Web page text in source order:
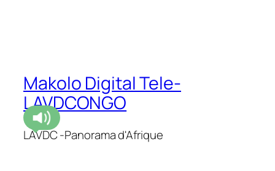
Makolo Digital Tele-
LAVDCONGO
LAVDC -Panorama d'Afrique